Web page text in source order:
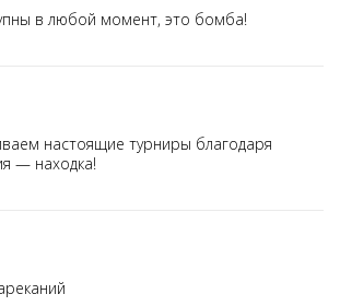
в любой момент, это бомба!
настоящие турниры благодаря
— находка!